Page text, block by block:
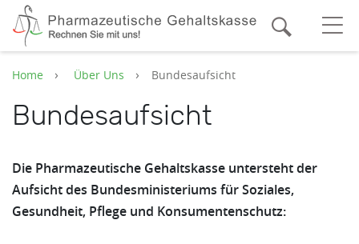
Zum Hauptinhalt springen Suche
Home Über Uns Bundesaufsicht
Bundesaufsicht
Die Pharmazeutische Gehaltskasse untersteht der
Aufsicht des Bundesministeriums für Soziales,
Gesundheit, Pflege und Konsumentenschutz: